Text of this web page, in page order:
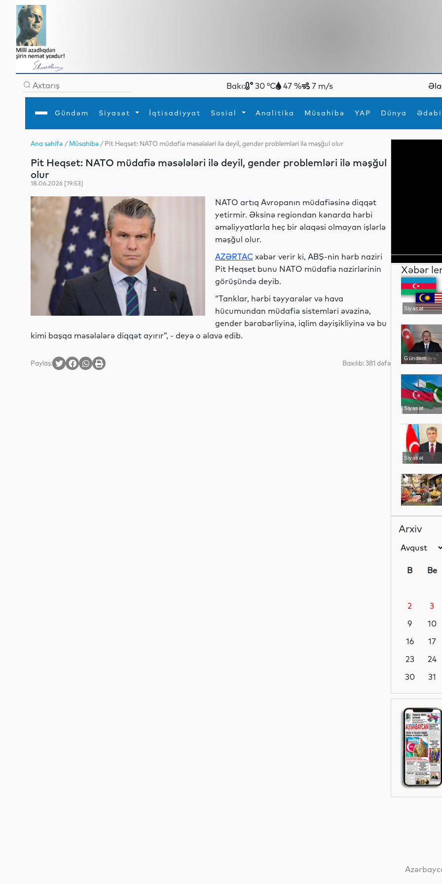
Bakı: 30 °C 47 % 7 m/s
Gündəm Siyasət İqtisadiyyat Sosial Analitika Müsahibə YAP Dünya
Gündəm
İqtisadiyyat
YAP
Analitika
Mədəniyyət
Müsahibə
MEDİA
Xarici siyasətTurizm
Diaspor
İdmanYeni texnologiyalar
Ana səhifə /Müsahibə / Pit Heqset: NATO müdafiə məsələləri ilə deyil, gender problemləri ilə məşğul olur
Pit Heqset: NATO müdafiə məsələləri ilə deyil, gender problemləri ilə məşğul
olur
18.06.2026 [19:53]
NATO artıq Avropanın müdafiəsinə diqqət
yetirmir. Əksinə regiondan kənarda hərbi
əməliyyatlarla heç bir əlaqəsi olmayan işlərlə
məşğul olur.
AZƏRTAC xəbər verir ki, ABŞ-nin hərb naziri
Pit Heqset bunu NATO müdafiə nazirlərinin
görüşündə deyib.
“Tanklar, hərbi təyyarələr və hava
hücumundan müdafiə sistemləri əvəzinə,
gender bərabərliyinə, iqlim dəyişikliyinə və bu
kimi başqa məsələlərə diqqət ayırır”, - deyə o əlavə edib.
Paylaş: Baxılıb: 381 dəfə
Xəbər
Siyasət
Gündəm
Siyasət
Siyasət
Dünya
MEDİA
Siyasət
Sosial
MEDİA
Arxiv
B Be
2
3
9
10
16
17
23
24
30
31